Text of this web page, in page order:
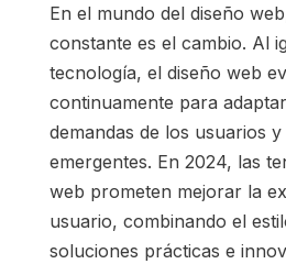
En el mundo del diseño
constante es el cambio. Al
tecnología, el diseño web
continuamente para
demandas de los usuarios
emergentes. En 2024, las
web prometen mejorar la
usuario, combinando el
soluciones prácticas e